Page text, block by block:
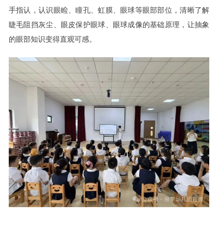
手指认，认识眼睑、瞳孔、虹膜、眼球等眼部部位，清晰了解
睫毛阻挡灰尘、眼皮保护眼球、眼球成像的基础原理，让抽象
的眼部知识变得直观可感。